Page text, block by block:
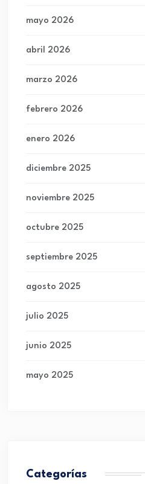
mayo 2026
abril 2026
marzo 2026
febrero 2026
enero 2026
diciembre 2025
noviembre 2025
octubre 2025
septiembre 2025
agosto 2025
julio 2025
junio 2025
mayo 2025
Categorías